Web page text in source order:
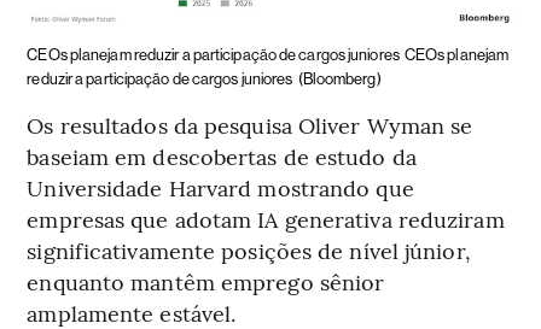
CEOs planejam reduzir a participação de cargos juniores CEOs planejam
reduzir a participação de cargos juniores (Bloomberg)
Os resultados da pesquisa Oliver Wyman se
baseiam em descobertas de estudo da
Universidade Harvard mostrando que
empresas que adotam IA generativa reduziram
significativamente posições de nível júnior,
enquanto mantêm emprego sênior
amplamente estável.